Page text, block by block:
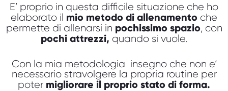
E’ proprio in questa difficile situazione che ho
elaborato il mio metodo di allenamento che
permette di allenarsi in pochissimo spazio, con
pochi attrezzi, quando si vuole.
Con la mia metodologia insegno che non e‘
necessario stravolgere la propria routine per
poter migliorare il proprio stato di forma.